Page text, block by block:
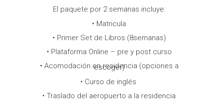
El paquete por 2 semanas incluye:
• Matricula
• Primer Set de Libros (8semanas)
• Plataforma Online – pre y post curso
• Acomodación en residencia (opciones a
escoger)
• Curso de inglés
• Traslado del aeropuerto a la residencia